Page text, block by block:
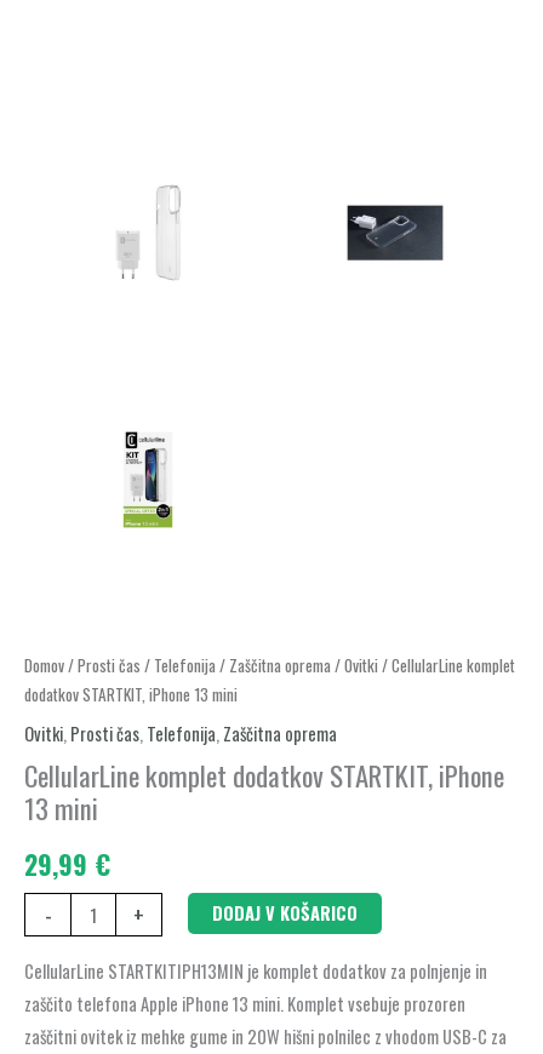
Domov/Prosti čas / Telefonija/ Zaščitna oprema/Ovitki / CellularLine komplet
dodatkov STARTKIT, iPhone 13 mini
Ovitki, Prosti čas, Telefonija, Zaščitna oprema
CellularLine komplet dodatkov STARTKIT, iPhone
13 mini
29,99 €
-
CellularLine
komplet
dodatkov
STARTKIT,
iPhone
mini
količina
+ DODAJ V KOŠARICO
CellularLine STARTKITIPH13MIN je komplet dodatkov za polnjenje in
zaščito telefona Apple iPhone 13 mini. Komplet vsebuje prozoren
zaščitni ovitek iz mehke gume in 20W hišni polnilec z vhodom USB-C za